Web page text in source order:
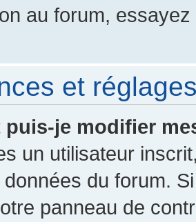
au forum,
et
puis-je modifier
un utilisateur
du forum.
panneau de